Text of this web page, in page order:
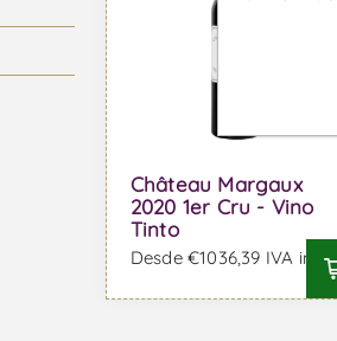
Château Margaux
2020 1er Cru - Vino
Tinto
Desde €1036,39 IVA incl.